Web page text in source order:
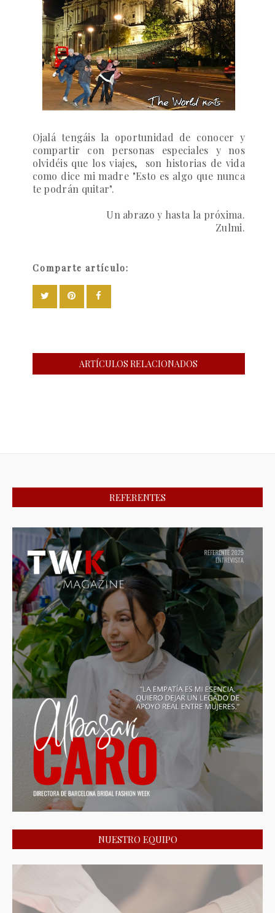
Ojalá tengáis la oportunidad de conocer y
compartir con personas especiales y nos
olvidéis que los viajes, son historias de vida
como dice mi madre "Esto es algo que nunca
te podrán quitar".
Un abrazo y hasta la próxima.
Zulmi.
Comparte artículo:
ARTÍCULOS RELACIONADOS
REFERENTES
NUESTRO EQUIPO